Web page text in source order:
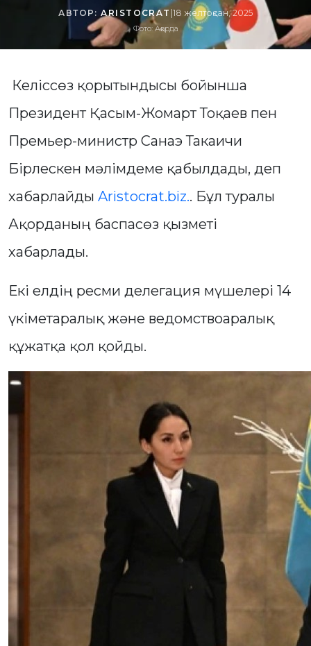
АВТОР:ARISTOCRAT 18 желтоқсан, 2025
Фото: Ақорда
Келіссөз қорытындысы бойынша
Президент Қасым-Жомарт Тоқаев пен
Премьер-министр Санаэ Такаичи
Бірлескен мәлімдеме қабылдады, деп
хабарлайды Aristocrat.biz.. Бұл туралы
Ақорданың баспасөз қызметі
хабарлады.
Екі елдің ресми делегация мүшелері 14
үкіметаралық және ведомствоаралық
құжатқа қол қойды.